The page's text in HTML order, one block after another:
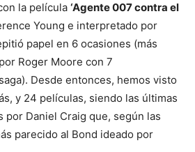
la película ‘Agente 007 contra el
Young e interpretado por
papel en 6 ocasiones (más
Roger Moore con 7
Desde entonces, hemos visto
y 24 películas, siendo las últimas
por Daniel Craig que, según las
parecido al Bond ideado por